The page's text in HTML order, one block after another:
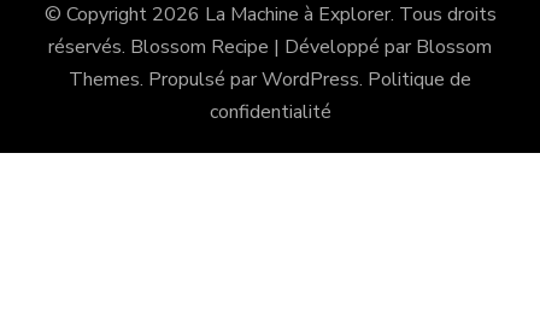
© Copyright 2026 La Machine à Explorer. Tous droits
réservés. Blossom Recipe | Développé par Blossom
Themes. Propulsé parWordPress. Politique de
confidentialité